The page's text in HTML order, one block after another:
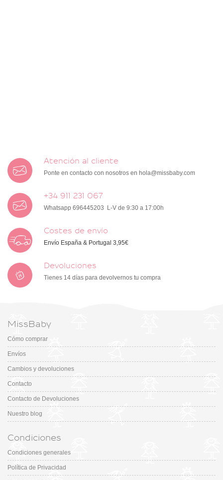
Atención al cliente
Ponte en contacto con nosotros en hola@missbaby.com
+34 911 231 067
Whatsapp 696445203 L-V de 9:30 a 17:00h
Costes de envío
Envío España & Portugal 3,95€
Devoluciones
Tienes 14 días para devolvernos tu compra
MissBaby
Cómo comprar
Envíos
Cambios y devoluciones
Contacto
Contacto de Devoluciones
Nuestro blog
Condiciones
Condiciones generales
Política de Privacidad